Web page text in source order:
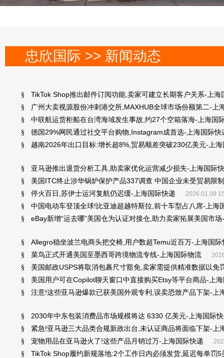
忠欣国际 >> 新闻动态
§ TikTok Shop推出邮件订阅功能,卖家可建立长期客户关系-上海
§ 广州大卖视源股份冲刺港交所,MAXHUB全球市场份额第二-上
§ 中联航运货柜船在台湾海域发生事故,约27个空箱落海-上海国
§ 德国29%网民通过社交平台购物,Instagram成首选-上海国际快
§ 越南2026年出口目标:增长超8%,贸易顺差突破230亿美元-上
§ 亚马逊推出退货分析工具,助卖家优化运营减少损失-上海国际
§ 美国ITC终止涉华锅炉保护产品337调查 中国企业未受贸易限
§ 停火百日,苏伊士运河复航仍迟缓-上海国际快递 2026.01.09
§ 中国电动车登顶全球!比亚迪超越特斯拉,前十车型占八席-上海
§ eBay新增“运去哪”美国仓为认证对接仓,助力卖家拓展美国市
§ Allegro稳坐波兰电商头把交椅,用户数超Temu近百万-上海国际
§ 菜鸟正式开通美国至墨西哥跨境物流专线-上海国际物流
§ 美国邮政USPS将取消包裹尺寸豁免,卖家需提供精准数据以免
§ 美国用户可在Copilot聊天窗口中直接购买Etsy等平台商品-上
§ 注意!这些亚马逊爆款已获美国外观专利,误卖恐致产品下架-上
§ 2030年中东包装消费品市场规模将达 6330 亿美元-上海国际
§ 紧急!亚马逊三大品类合规新政出台,未认证商品将面临下架-上
§ 宠物用品在亚马逊火了!这些产品月销过万-上海国际快递
§ TikTok Shop履约新规落地:2个工作日内必须发货,延迟每单罚